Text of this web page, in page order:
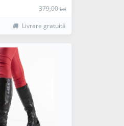
379,00Lei
Livrare gratuită